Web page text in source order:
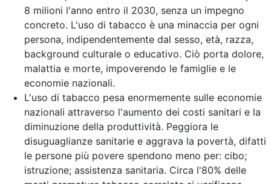
8 milioni l'anno entro il 2030, senza un impegno
concreto. L'uso di tabacco è una minaccia per ogni
persona, indipendentemente dal sesso, età, razza,
background culturale o educativo. Ciò porta dolore,
malattia e morte, impoverendo le famiglie e le
economie nazionali.
L'uso di tabacco pesa enormemente sulle economie
nazionali attraverso l'aumento dei costi sanitari e la
diminuzione della produttività. Peggiora le
disuguaglianze sanitarie e aggrava la povertà, difatti
le persone più povere spendono meno per: cibo;
istruzione; assistenza sanitaria. Circa l'80% delle